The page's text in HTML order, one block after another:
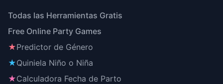
Todas las Herramientas Gratis
Free Online Party Games
★Predictor de Género
★Quiniela Niño o Niña
★Calculadora Fecha de Parto